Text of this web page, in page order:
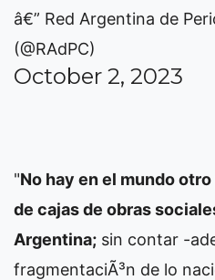
â€” Red Argentina de
(@RAdPC)
October 2, 2023
"No hay en el mundo
de cajas de obras
Argentina; sin contar -
fragmentaciÃ³n de lo